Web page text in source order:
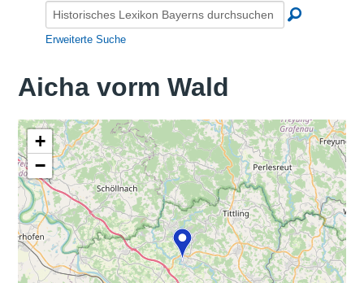
Erweiterte Suche
Aicha vorm Wald
+
−